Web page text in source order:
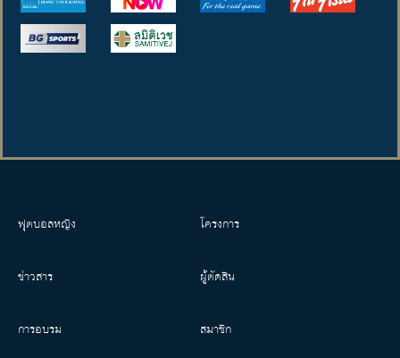
ฟุตบอลหญิง โครงการ
ข่าวสาร ผู้ตัดสิน
การอบรม สมาชิก